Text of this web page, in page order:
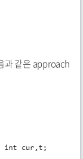
과 같은 approach